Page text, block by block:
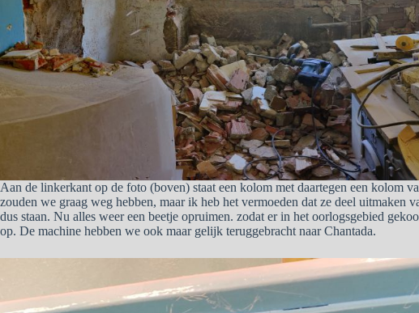
Aan de linkerkant op de foto (boven) staat een kolom met daartegen een kolom
zouden we graag weg hebben, maar ik heb het vermoeden dat ze deel uitmaken
dus staan. Nu alles weer een beetje opruimen. zodat er in het oorlogsgebied
op. De machine hebben we ook maar gelijk teruggebracht naar Chantada.